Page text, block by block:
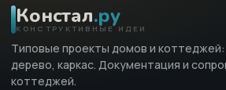
Констал.ру
КОНСТРУКТИВНЫЕ ИДЕИ
Типовые проекты домов и коттеджей:
дерево, каркас. Документация и
коттеджей.